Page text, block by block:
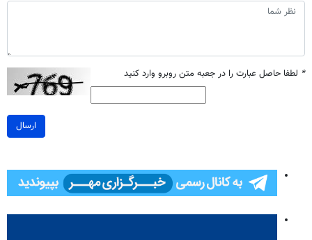
* لطفا حاصل عبارت را در جعبه متن روبرو وارد کنید
ارسال